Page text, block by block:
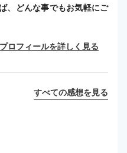
、どんな事でもお気軽にご
プロフィールを詳しく見る
すべての感想を見る